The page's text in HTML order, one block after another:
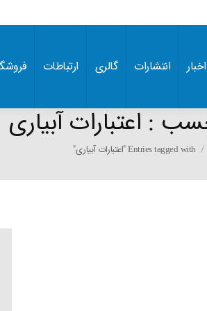
اخبار انتشارات گالری ارتباطات
: اعتبارات آبیاری
You
Entries tagged with "اعتبارات آبیاری"